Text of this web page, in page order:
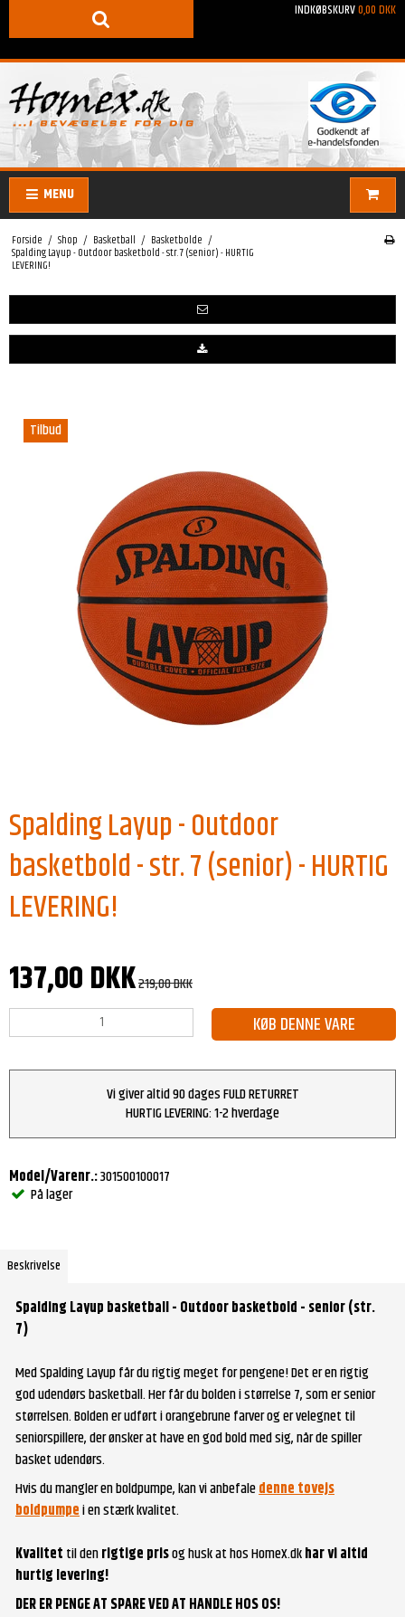
INDKØBSKURV0,00 DKK
MENU
Forside / Shop / Basketball / Basketbolde /
Spalding Layup - Outdoor basketbold - str. 7 (senior) - HURTIG
LEVERING!
Tilbud
Spalding Layup - Outdoor
basketbold - str. 7 (senior) - HURTIG
LEVERING!
137,00 DKK219,00 DKK
KØB DENNE VARE
Vi giver altid 90 dages FULD RETURRET
HURTIG LEVERING: 1-2 hverdage
Model/Varenr.:301500100017
På lager
Beskrivelse
Spalding Layup basketball - Outdoor basketbold - senior (str.
7)
Med Spalding Layup får du rigtig meget for pengene! Det er en rigtig
god udendørs basketball. Her får du bolden i størrelse 7, som er senior
størrelsen. Bolden er udført i orangebrune farver og er velegnet til
seniorspillere, der ønsker at have en god bold med sig, når de spiller
basket udendørs.
Hvis du mangler en boldpumpe, kan vi anbefaledenne tovejs
boldpumpei en stærk kvalitet.
Kvalitet til denrigtige prisog husk at hos HomeX.dkhar vi altid
hurtig levering!
DER ER PENGE AT SPARE VED AT HANDLE HOS OS!